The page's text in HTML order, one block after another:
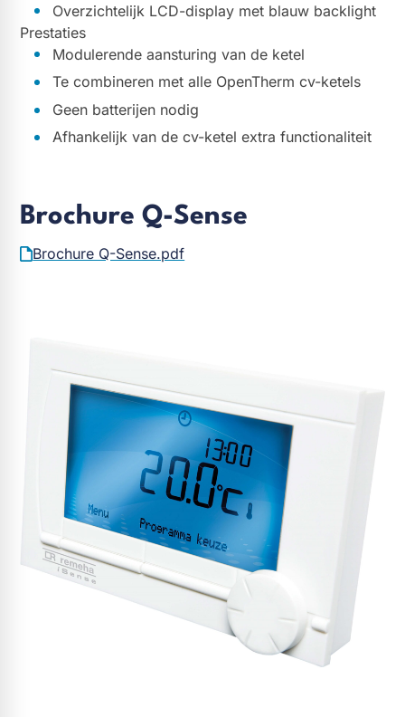
Overzichtelijk LCD-display met blauw backlight
Prestaties
Modulerende aansturing van de ketel
Te combineren met alle OpenTherm cv-ketels
Geen batterijen nodig
Afhankelijk van de cv-ketel extra functionaliteit
Brochure Q-Sense
Brochure Q-Sense.pdf